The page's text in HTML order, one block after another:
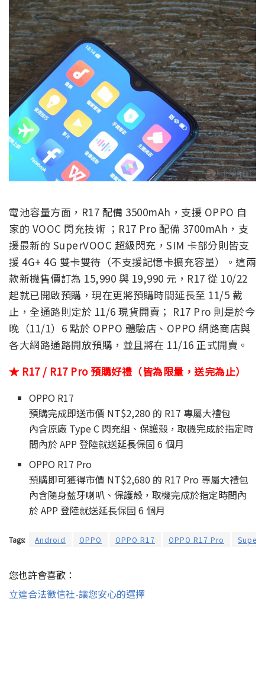
電池容量方面，R17 配備 3500mAh，支援 OPPO 自
家的 VOOC 閃充技術 ；R17 Pro 配備 3700mAh，支
援最新的 SuperVOOC 超級閃充，SIM 卡部分則皆支
援 4G+ 4G 雙卡雙待（不支援記憶卡擴充容量）。這兩
款新機售價訂為 15,990 與 19,990 元，R17 從 10/22
起就已開啟預購，現在更將預購時間延長至 11/5 截
止，全通路則定於 11/6 現貨開賣； R17 Pro 則是於今
晚（11/1）6 點於 OPPO 體驗店、OPPO 網路商店與
各大網路通路開放預購，並且將在 11/16 正式開賣。
★ R17 / R17 Pro 預購好禮（皆為限量，送完為止）
OPPO R17
預購完成即送市價 NT$2,280 的 R17 專屬大禮包
內含原廠 Type C 閃充組、保護殼，取機完成於指定時
間內於 APP 登陸就送延長保固 6 個月
OPPO R17 Pro
預購即可獲得市價 NT$2,680 的 R17 Pro 專屬大禮包
內含隨身藍牙喇叭、保護殼，取機完成於指定時間內
於 APP 登陸就送延長保固 6 個月
Tags: Android OPPO OPPO R17 OPPO R17 Pro
您也許會喜歡：
立達合法徵信社-讓您安心的選擇